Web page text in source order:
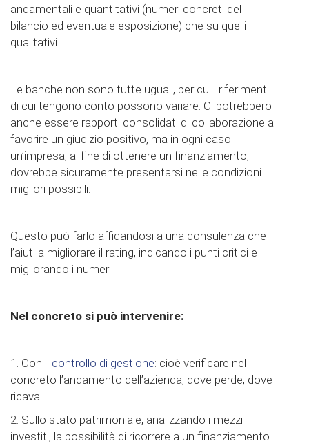
andamentali e quantitativi (numeri concreti del
bilancio ed eventuale esposizione) che su quelli
qualitativi.
Le banche non sono tutte uguali, per cui i riferimenti
di cui tengono conto possono variare. Ci potrebbero
anche essere rapporti consolidati di collaborazione a
favorire un giudizio positivo, ma in ogni caso
un’impresa, al fine di ottenere un finanziamento,
dovrebbe sicuramente presentarsi nelle condizioni
migliori possibili.
Questo può farlo affidandosi a una consulenza che
l’aiuti a migliorare il rating, indicando i punti critici e
migliorando i numeri.
Nel concreto si può intervenire:
1. Con il controllo di gestione: cioè verificare nel
concreto l’andamento dell’azienda, dove perde, dove
ricava.
2. Sullo stato patrimoniale, analizzando i mezzi
investiti, la possibilità di ricorrere a un finanziamento